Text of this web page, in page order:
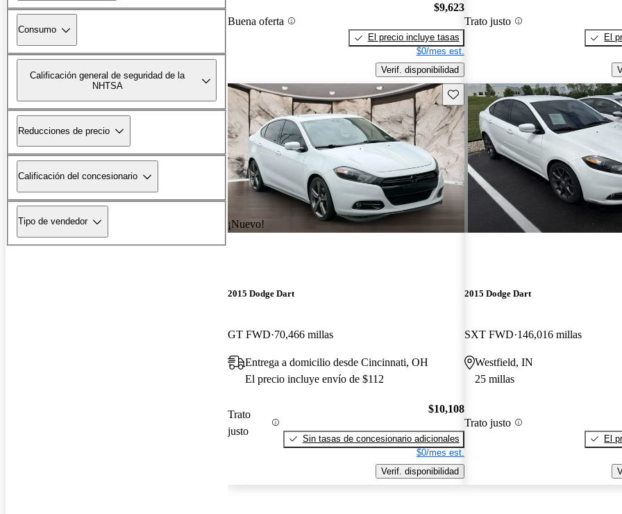
Consumo
Calificación general de seguridad de la
NHTSA
Reducciones de precio
Calificación del concesionario
Tipo de vendedor
Buena oferta
$9,623
El precio incluye tasas
$0/mes est.
Verif. disponibilidad
Trato justo
El
¡Nuevo!
Guarda este Aviso
2015 Dodge Dart
GT FWD 70,466 millas
Entrega a domicilio desde Cincinnati, OH
El precio incluye envío de $112
Trato
justo
$10,108
Sin tasas de concesionario adicionales
$0/mes est.
Verif. disponibilidad
2015 Dodge Dart
SXT FWD 146,016 millas
Westfield, IN
25 millas
Trato justo
El